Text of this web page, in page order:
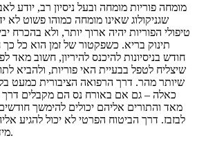
מומחה פוריות מומחה ובעל ניסיון רב, יודע
שגניקולוג שאינו מומחה כמוהו פשוט
טיפולי הפוריות יהיה ארוך יותר, ולא בהכרח
תינוק בריא. כשפקטור של זמן הוא כל
חודש בניסיונות להיכנס להיריון, חשוב
שיצליח לטפל בבעיית האי פוריות, ולהביא
שיותר מהר. דרך הרפואה הציבורית כמעט
כאלה – גם אם באורח נס הם מקבלים דרך
מאד והתורים אליהם יכולים להימשך
לבזבז. דרך הביטוח הפרטי לא יכול להגיע
מיד לכל הפרוטוקול הבדיקות.